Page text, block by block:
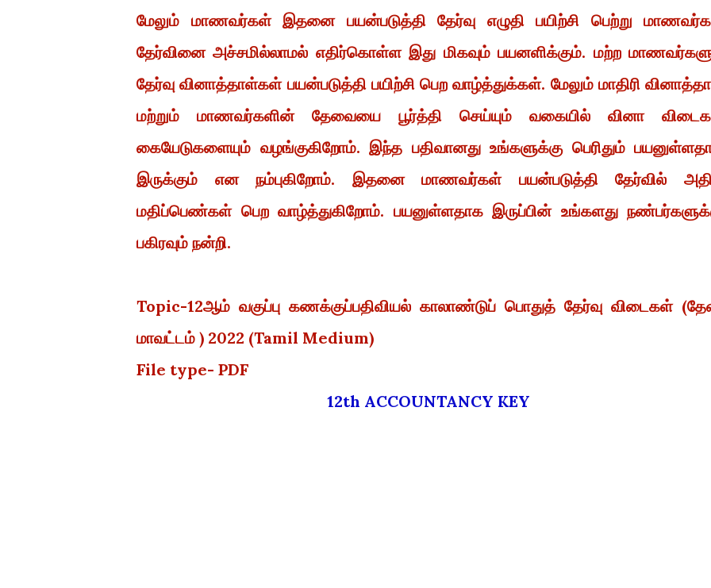
மேலும் மாணவர்கள் இதனை பயன்படுத்தி தேர்வு எழுதி பயிற்சி பெற்று
தேர்வினை அச்சமில்லாமல் எதிர்கொள்ள இது மிகவும் பயனளிக்கும். மற்ற
தேர்வு வினாத்தாள்கள் பயன்படுத்தி பயிற்சி பெற வாழ்த்துக்கள். மேலும் மாதிரி
மற்றும் மாணவர்களின் தேவையை பூர்த்தி செய்யும் வகையில் வினா
கையேடுகளையும் வழங்குகிறோம். இந்த பதிவானது உங்களுக்கு பெரிதும்
இருக்கும் என நம்புகிறோம். இதனை மாணவர்கள் பயன்படுத்தி தேர்வில்
மதிப்பெண்கள் பெற வாழ்த்துகிறோம். பயனுள்ளதாக இருப்பின் உங்களது
பகிரவும் நன்றி.
Topic-12ஆம் வகுப்பு கணக்குப்பதிவியல் காலாண்டுப் பொதுத் தேர்வு விடைகள்
மாவட்டம் ) 2022 (Tamil Medium)
File type- PDF
12th ACCOUNTANCY KEY